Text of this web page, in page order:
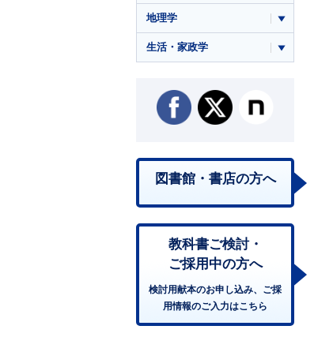
地理学
生活・家政学
図書館・書店の方へ
教科書ご検討・
ご採用中の方へ
検討用献本のお申し込み、ご採
用情報のご入力はこちら